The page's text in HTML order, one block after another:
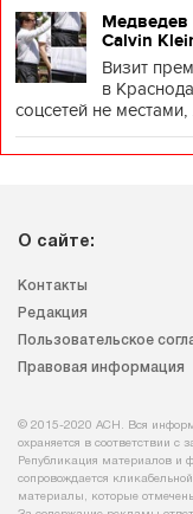
Медведев
Calvin
Визит
в
соцсетей не местами,
О сайте:
Контакты
Редакция
Пользовательское
Правовая информация
© 2015-2020 АСН. Вся
охраняется в соответствии с
Републикация материалов и
сопровождается
материалы, которые